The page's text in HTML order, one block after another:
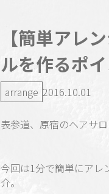
【簡単アレ
ルを作るポ
arrange 2016.10.01
表参道、原宿のヘアサロ
今回は1分で簡単にアレ
介。